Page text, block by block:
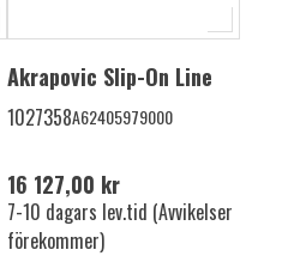
Akrapovic Slip-On Line
1027358A62405979000
16 127,00 kr
7-10 dagars lev.tid (Avvikelser
förekommer)